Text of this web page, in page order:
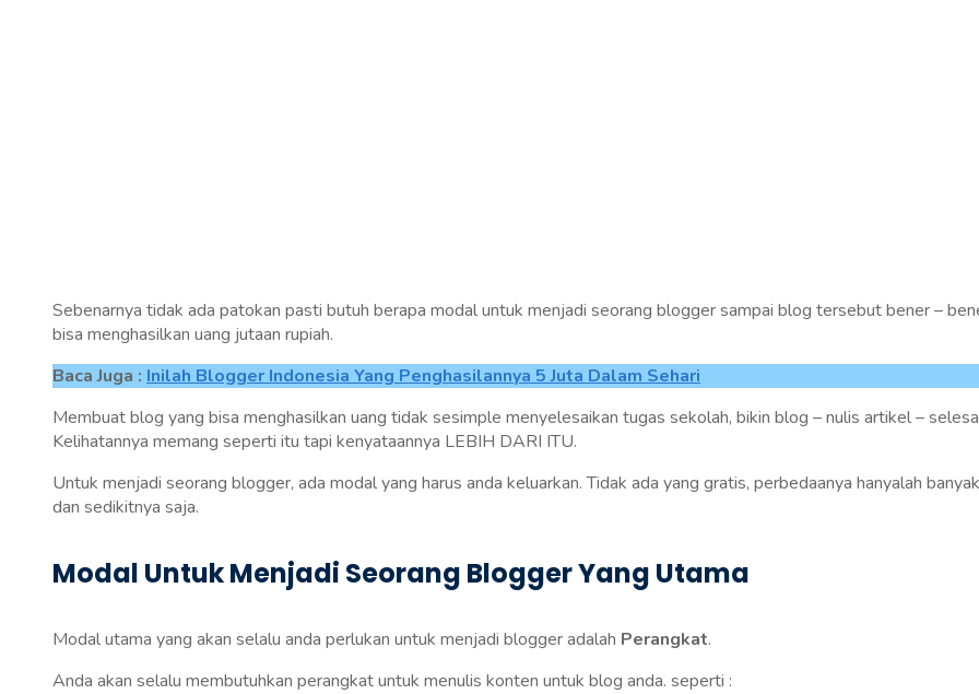
Sebenarnya tidak ada patokan pasti butuh berapa modal untuk menjadi seorang blogger sampai blog tersebut bener –
bisa menghasilkan uang jutaan rupiah.
Baca Juga : Inilah Blogger Indonesia Yang Penghasilannya 5 Juta Dalam Sehari
Membuat blog yang bisa menghasilkan uang tidak sesimple menyelesaikan tugas sekolah, bikin blog – nulis artikel –
Kelihatannya memang seperti itu tapi kenyataannya LEBIH DARI ITU.
Untuk menjadi seorang blogger, ada modal yang harus anda keluarkan. Tidak ada yang gratis, perbedaanya hanyalah banyak
dan sedikitnya saja.
Modal Untuk Menjadi Seorang Blogger Yang Utama
Modal utama yang akan selalu anda perlukan untuk menjadi blogger adalah Perangkat.
Anda akan selalu membutuhkan perangkat untuk menulis konten untuk blog anda. seperti :